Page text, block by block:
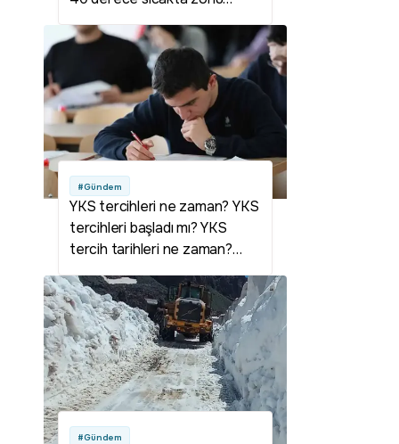
#Gündem
YKS tercihleri ne zaman? YKS
tercihleri başladı mı? YKS
tercih tarihleri ne zaman?
tercihleri kaç gün sürecek?
#Gündem